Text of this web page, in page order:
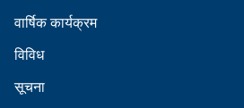
वार्षिक कार्यक्रम
विविध
सूचना